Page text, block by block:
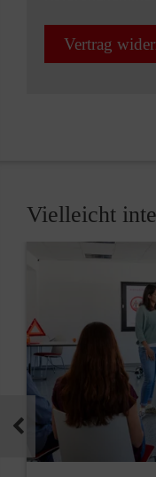
Vertrag
Vielleicht